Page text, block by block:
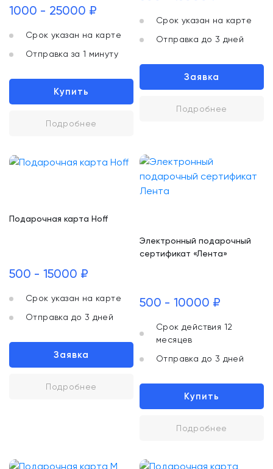
1000 - 25000 ₽
Срок указан на карте
Отправка за 1 минуту
Купить
Подробнее
Срок указан на карте
Отправка до 3 дней
Заявка
Подробнее
Подарочная карта Hoff
500 - 15000 ₽
Срок указан на карте
Отправка до 3 дней
Заявка
Подробнее
Электронный подарочный
сертификат «Лента»
500 - 10000 ₽
Срок действия 12
месяцев
Отправка до 3 дней
Купить
Подробнее